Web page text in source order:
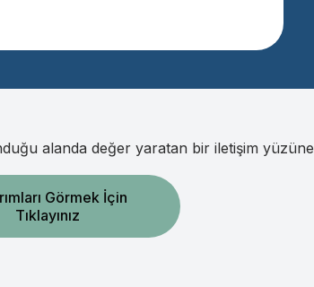
alanda değer yaratan bir iletişim yüzüne
Görmek İçin
Tıklayınız